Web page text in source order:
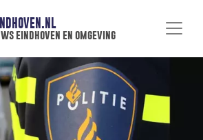
eindhoven en omgeving